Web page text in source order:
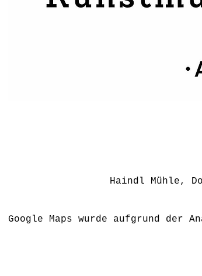
Haindl Mühle,
Google Maps wurde aufgrund